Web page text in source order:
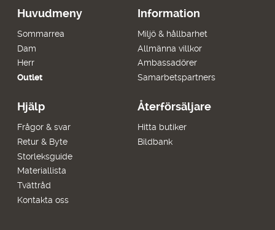
Huvudmeny
Sommarrea
Dam
Herr
Outlet
Information
Miljö & hållbarhet
Allmänna villkor
Ambassadörer
Samarbetspartners
Hjälp
Frågor & svar
Retur & Byte
Storleksguide
Materiallista
Tvättråd
Kontakta oss
Återförsäljare
Hitta butiker
Bildbank